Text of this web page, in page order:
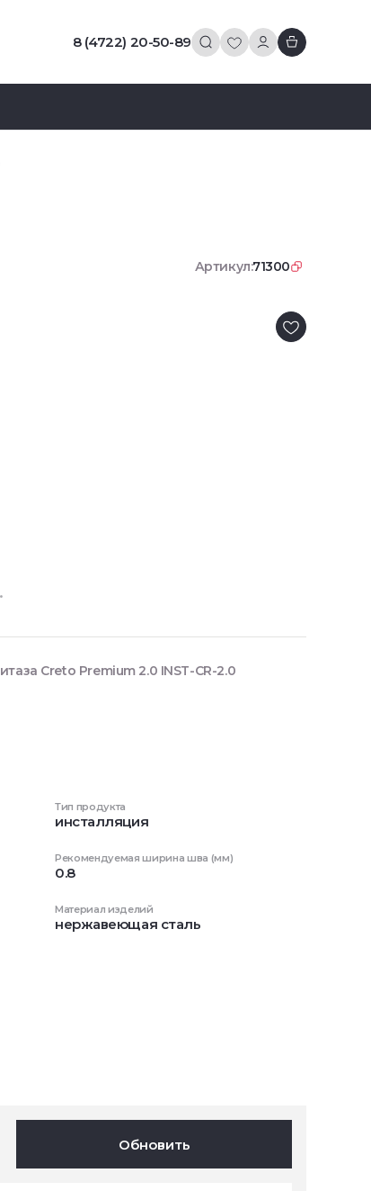
8 (4722) 20-50-89
Артикул:71300
Тип продукта
инсталляция
Рекомендуемая ширина шва (мм)
0.8
Материал изделий
нержавеющая сталь
Обновить
Creto Premium 2.0 INST-CR-2.0